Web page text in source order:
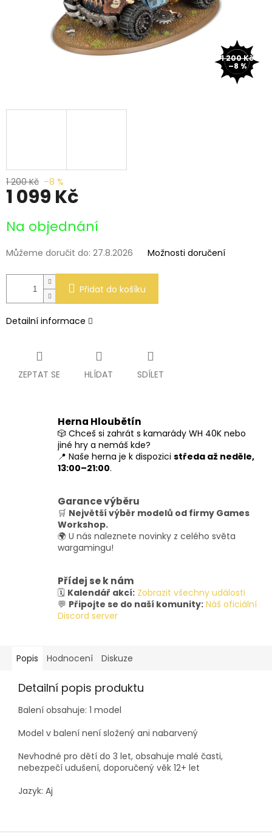
1 200 Kč
–8 %
1 200 Kč –8 %
1 099 Kč
cena:
Na objednání
Můžeme doručit do: 27.8.2026 Možnosti doručení
Přidat do košíku
Detailní informace
ZEPTAT SE HLÍDAT SDÍLET
Herna Hloubětín
🎲 Chceš si zahrát s kamarády WH 40K nebo
jiné hry a nemáš kde?
📍 Naše herna je k dispozici středa až neděle,
13:00–21:00.
Garance výběru
🛒 Největší výběr modelů od firmy Games
Workshop.
🌍 U nás naleznete novinky z celého světa
wargamingu!
Přídej se k nám
🗓️ Kalendář akcí: Zobrazit všechny události
💬 Připojte se do naší komunity: Náš oficiální
Discord server
Popis Hodnocení Diskuze
Detailní popis produktu
Balení obsahuje: 1 model
Model v balení není složený ani nabarvený
Nevhodné pro dětí do 3 let, obsahuje malé časti,
nebezpečí udušení, doporučený věk 12+ let
Jazyk: Aj